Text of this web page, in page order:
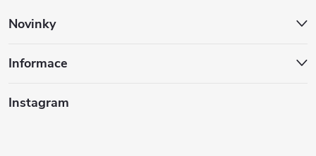
Novinky
Informace
Instagram